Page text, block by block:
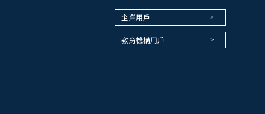
企業用戶
教育機構用戶